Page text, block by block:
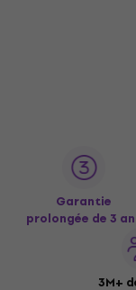
Garantie
prolongée de 3
3M+